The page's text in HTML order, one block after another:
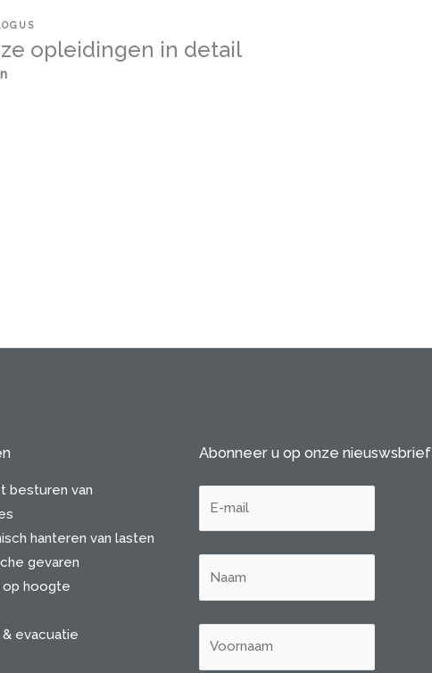
opleidingen in detail
besturen van
hanteren van lasten
gevaren
op hoogte
evacuatie
Abonneer u op onze nieuswsbrief